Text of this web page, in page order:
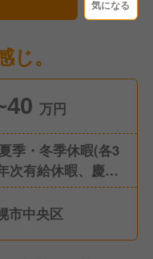
気になる
。
万円
季・冬季休暇(各3
次有給休暇、慶弔
市中央区
気になる